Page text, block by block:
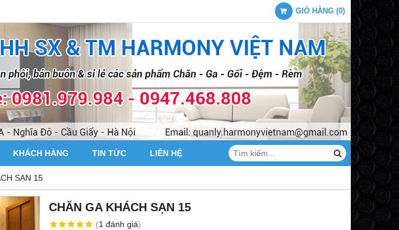
GIỎ HÀNG (0)
KHÁCH HÀNG TIN TỨC LIÊN HỆ
SẠN 15
CHĂN GA KHÁCH SẠN 15
(1 đánh giá)